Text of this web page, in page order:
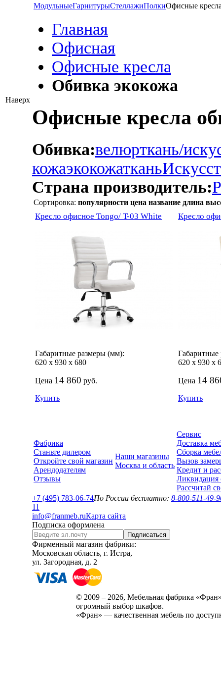
Наверх
МодульныеГарнитурыСтеллажиПолкиОфисные
Главная
Офисная
Офисные кресла
Обивка экокожа
Офисные кресла
Обивка:велюрткань/
кожаэкокожаткань
Страна производитель:
Сортировка: популярности цена название длина
Кресло офисное Tongo/ T-03 White
Габаритные размеры (мм):
620 х 930 х 680
Цена 14 860 руб.
Купить
Кресло
620 х 930 х
Цена 14
Купить
Фабрика
Станьте дилером
Откройте свой магазин
Арендодателям
Отзывы
Наши магазины
Москва и область
Сервис
Доставка
Сборка
Вызов
Кредит и
Ликвидация
Рассчитай
+7 (495) 783-06-74По России бесплатно: 8-800-511-49-
11
info@franmeb.ruКарта сайта
Подписка оформлена
Подписаться
Фирменный магазин фабрики:
Московская область, г. Истра,
ул. Загородная, д. 2
© 2009 – 2026, Мебельная фабрика
огромный выбор шкафов.
«Фран» — качественная мебель по